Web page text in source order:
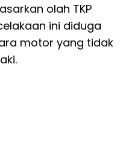
olah TKP
ini diduga
motor yang tidak